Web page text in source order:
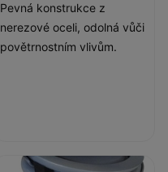
Pevná konstrukce z
nerezové oceli, odolná vůči
povětrnostním vlivům.